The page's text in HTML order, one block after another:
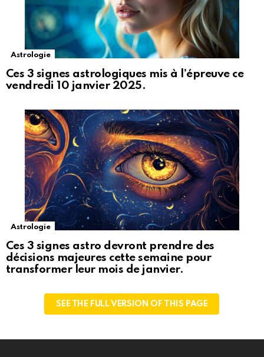
Astrologie
Ces 3 signes astrologiques mis à l’épreuve ce
vendredi 10 janvier 2025.
Astrologie
Ces 3 signes astro devront prendre des
décisions majeures cette semaine pour
transformer leur mois de janvier.
SEE THE FULL VERSION OF THIS PAGE